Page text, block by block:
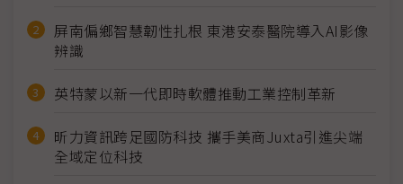
屏南偏鄉智慧韌性扎根 東港安泰醫院導入AI影像
辨識
英特蒙以新一代即時軟體推動工業控制革新
昕力資訊跨足國防科技 攜手美商Juxta引進尖端
全域定位科技